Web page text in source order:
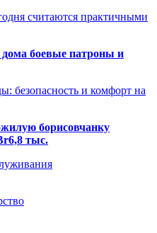
считаются практичными
боевые патроны и
безопасность и комфорт на
борисовчанку
тыс.